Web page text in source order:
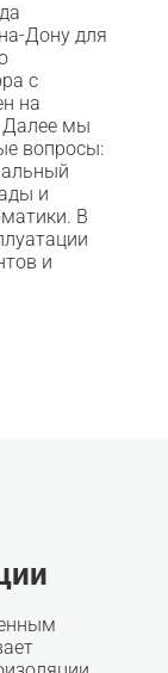
Дону для
с
на
Далее мы
вопросы:
и
В
и